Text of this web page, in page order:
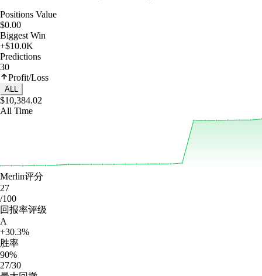
Positions Value
$0.00
Biggest Win
+$10.0K
Predictions
30
Profit/Loss
ALL
$10,384.02
All Time
Merlin评分
27
/100
回报率评级
A
+30.3%
胜率
90%
27/30